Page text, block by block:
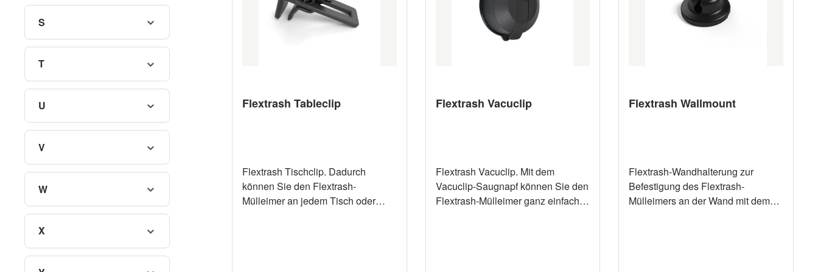
S
T
U
V
W
X
x B x H) Die Lieferung erfolgt ohne
Clip. Dieser muss separat bestellt
x B x H) Die Lieferung erfolgt ohne
Clip. Dieser muss separat bestellt
werden. Eigenschaften Material
(LxBxH) Die Lieferung erfolgt ohne
Clip. Dieser muss separat bestellt
Flextrash Tableclip
Flextrash Tischclip. Dadurch
können Sie den Flextrash-
Mülleimer an jedem Tisch oder
Flextrash Vacuclip
Flextrash Vacuclip. Mit dem
Vacuclip-Saugnapf können Sie den
Flextrash-Mülleimer ganz einfach
Flextrash Wallmount
Flextrash-Wandhalterung zur
Befestigung des Flextrash-
Mülleimers an der Wand mit dem